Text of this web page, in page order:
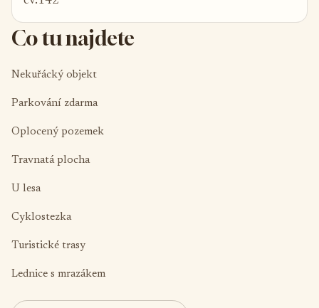
Co tu najdete
Nekuřácký objekt
Parkování zdarma
Oplocený pozemek
Travnatá plocha
U lesa
Cyklostezka
Turistické trasy
Lednice s mrazákem